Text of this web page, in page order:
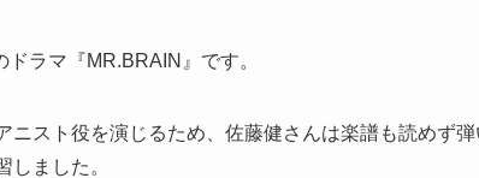
ラマ『MR.BRAIN』です。
ニスト役を演じるため、佐藤健さんは楽譜も読めず
しました。